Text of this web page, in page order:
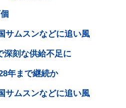
サムスンなどに追い風
深刻な供給不足に
年まで継続か
サムスンなどに追い風